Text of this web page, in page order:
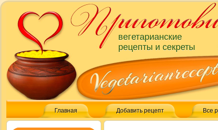
вегетарианские
рецепты и секреты
Главная Добавить рецепт Все